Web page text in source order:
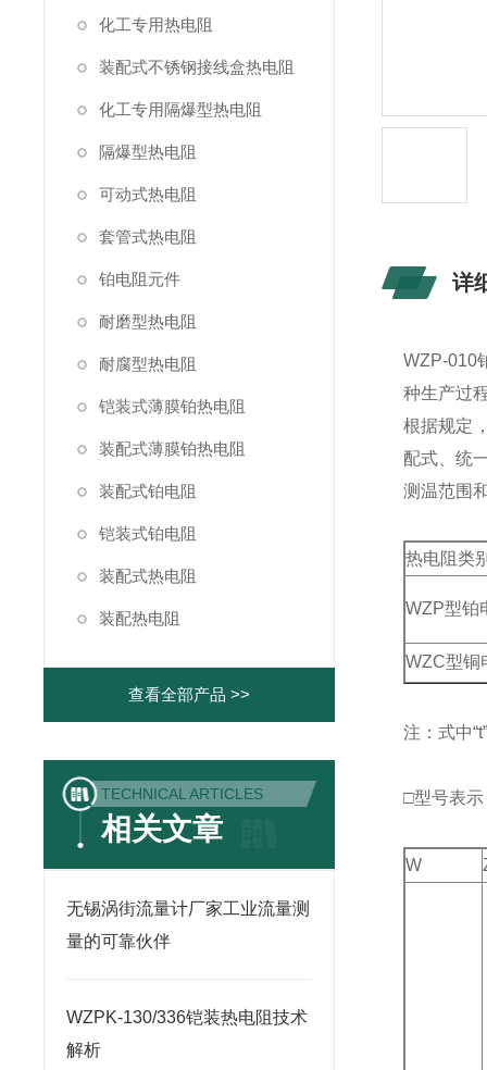
化工专用热电阻
装配式不锈钢接线盒热电阻
化工专用隔爆型热电阻
隔爆型热电阻
可动式热电阻
套管式热电阻
铂电阻元件
耐磨型热电阻
耐腐型热电阻
铠装式薄膜铂热电阻
装配式薄膜铂热电阻
装配式铂电阻
铠装式铂电阻
装配式热电阻
装配热电阻
查看全部产品 >>
TECHNICAL ARTICLES
相关文章
无锡涡街流量计厂家工业流量测
量的可靠伙伴
WZPK-130/336铠装热电阻技术
解析
详
WZP-010
种生产过
根据规定
配式、统
测温范围
热电阻类
WZP型铂
WZC型铜
注：式中
□型号表示
W